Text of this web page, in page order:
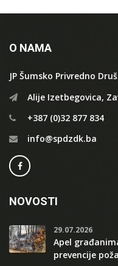
O NAMA
JP Šumsko Privredno
Alije Izetbegovica,
+387 (0)32 877 834
info@spdzdk.ba
NOVOSTI
29.07.2026
Apel
prevencije